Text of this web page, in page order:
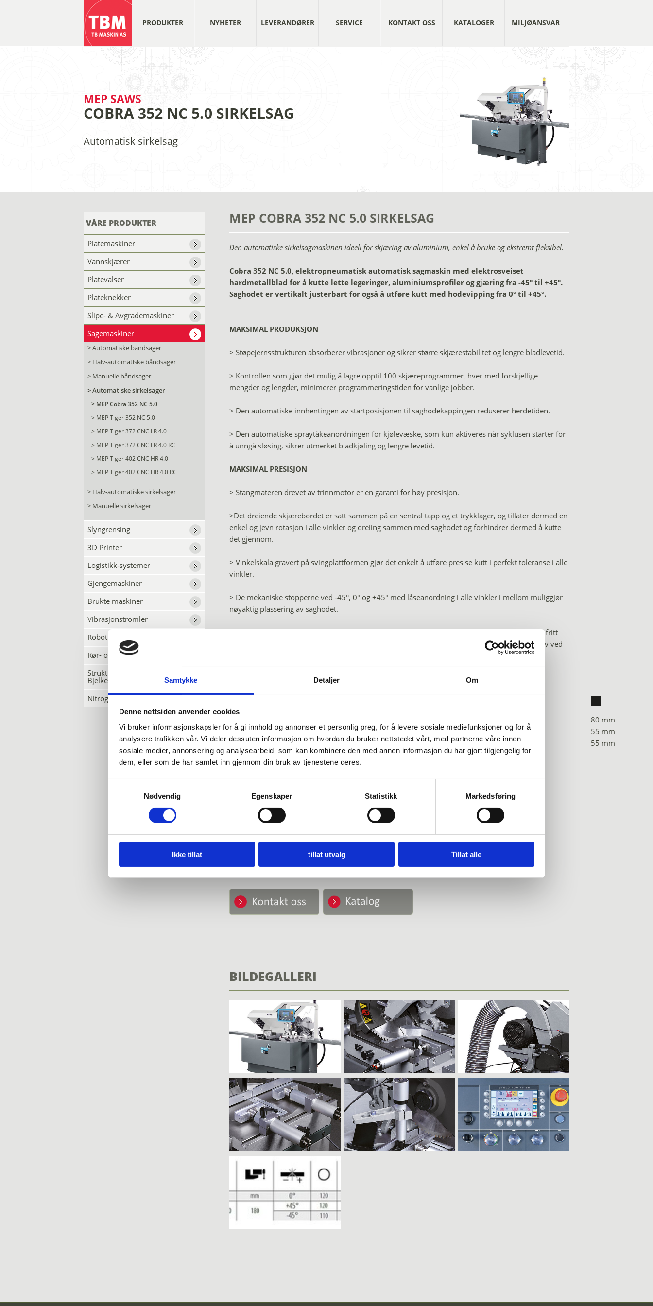
Samtykke Detaljer Om
Denne nettsiden anvender cookies
Vi bruker informasjonskapsler for å gi innhold og annonser et personlig preg, for å levere sosiale mediefunksjoner og for å
analysere trafikken vår. Vi deler dessuten informasjon om hvordan du bruker nettstedet vårt, med partnerne våre innen
sosiale medier, annonsering og analysearbeid, som kan kombinere den med annen informasjon du har gjort tilgjengelig for
dem, eller som de har samlet inn gjennom din bruk av tjenestene deres.
Nødvendig
Egenskaper Statistikk Markedsføring
Ikke tillat tillat utvalg Tillat alle
PRODUKTER NYHETER LEVERANDØRER SERVICE KONTAKT OSS KATALOGER MILJØANSVAR
MEP SAWS
COBRA 352 NC 5.0 SIRKELSAG
Automatisk sirkelsag
VÅRE PRODUKTER
Platemaskiner
Vannskjærer
Platevalser
Plateknekker
Slipe- & Avgrademaskiner
Sagemaskiner
>Automatiske båndsager
> Halv-automatiske båndsager
> Manuelle båndsager
>Automatiske sirkelsager
> MEP Cobra 352 NC 5.0
> MEP Tiger 352 NC 5.0
> MEP Tiger 372 CNC LR 4.0
> MEP Tiger 372 CNC LR 4.0 RC
> MEP Tiger 402 CNC HR 4.0
> MEP Tiger 402 CNC HR 4.0 RC
> Halv-automatiske sirkelsager
> Manuelle sirkelsager
Slyngrensing
3D Printer
Logistikk-systemer
Gjengemaskiner
Brukte maskiner
Vibrasjonstromler
Robot avgrading AI
Rør- og profilmaskiner
Strukturstål &
Bjelkebearbeiding
Nitrogengeneratorer
MEP COBRA 352 NC 5.0 SIRKELSAG
Den automatiske sirkelsagmaskinen ideell for skjæring av aluminium, enkel å bruke og ekstremt fleksibel.
Cobra 352 NC 5.0, elektropneumatisk automatisk sagmaskin med elektrosveiset
hardmetallblad for å kutte lette legeringer, aluminiumsprofiler og gjæring fra -45° til +45°.
Saghodet er vertikalt justerbart for også å utføre kutt med hodevipping fra 0° til +45°.
MAKSIMAL PRODUKSJON
> Støpejernsstrukturen absorberer vibrasjoner og sikrer større skjærestabilitet og lengre bladlevetid.
> Kontrollen som gjør det mulig å lagre opptil 100 skjæreprogrammer, hver med forskjellige
mengder og lengder, minimerer programmeringstiden for vanlige jobber.
> Den automatiske innhentingen av startposisjonen til saghodekappingen reduserer herdetiden.
> Den automatiske spraytåkeanordningen for kjølevæske, som kun aktiveres når syklusen starter for
å unngå sløsing, sikrer utmerket bladkjøling og lengre levetid.
MAKSIMAL PRESISJON
> Stangmateren drevet av trinnmotor er en garanti for høy presisjon.
>Det dreiende skjærebordet er satt sammen på en sentral tapp og et trykklager, og tillater dermed en
enkel og jevn rotasjon i alle vinkler og dreiing sammen med saghodet og forhindrer dermed å kutte
det gjennom.
> Vinkelskala gravert på svingplattformen gjør det enkelt å utføre presise kutt i perfekt toleranse i alle
vinkler.
> De mekaniske stopperne ved -45°, 0° og +45° med låseanordning i alle vinkler i mellom muliggjør
nøyaktig plassering av saghodet.
> Klemenheten, som er utstyrt med både to frontpneumatiske skrustikk som kan posisjoneres fritt
langs delenes lengdeakse og en vertikal skrustikke, sikrer en effektiv og sikker fastspenning selv ved
80 mm
- 45°
120 mm 100 mm 135 x 60 mm
55 mm
+ 45°
110 mm 95 mm 135 x 60 mm 55 mm
Maksimal skrustikkåpning 180 mm
Bladstørrelse
HM 350 x 32 x 3.4 mm
1700 / 3400 rpm - 2 hastigheter
BILDEGALLERI